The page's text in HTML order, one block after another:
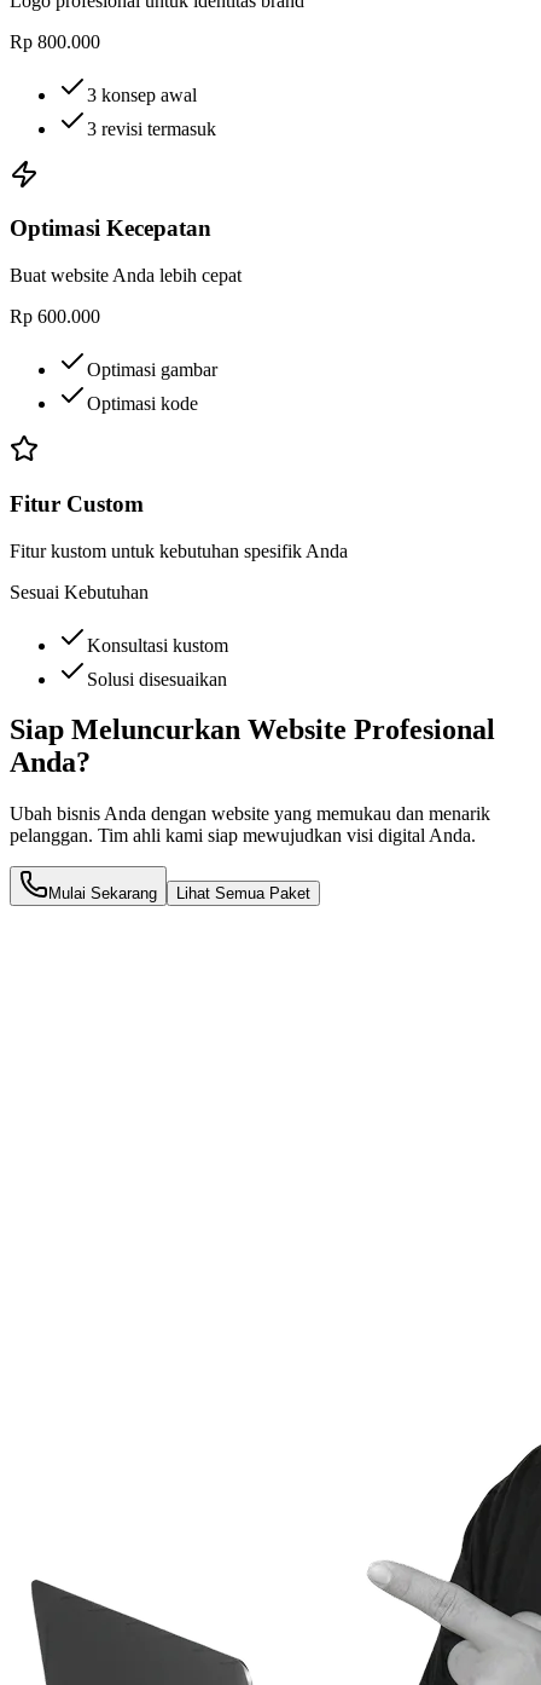
Rp 800.000
3 konsep awal
3 revisi termasuk
Optimasi Kecepatan
Buat website Anda lebih cepat
Rp 600.000
Optimasi gambar
Optimasi kode
Fitur Custom
Fitur kustom untuk kebutuhan spesifik Anda
Sesuai Kebutuhan
Konsultasi kustom
Solusi disesuaikan
Siap Meluncurkan Website Profesional
Anda?
Ubah bisnis Anda dengan website yang memukau dan menarik
pelanggan. Tim ahli kami siap mewujudkan visi digital Anda.
Mulai Sekarang Lihat Semua Paket